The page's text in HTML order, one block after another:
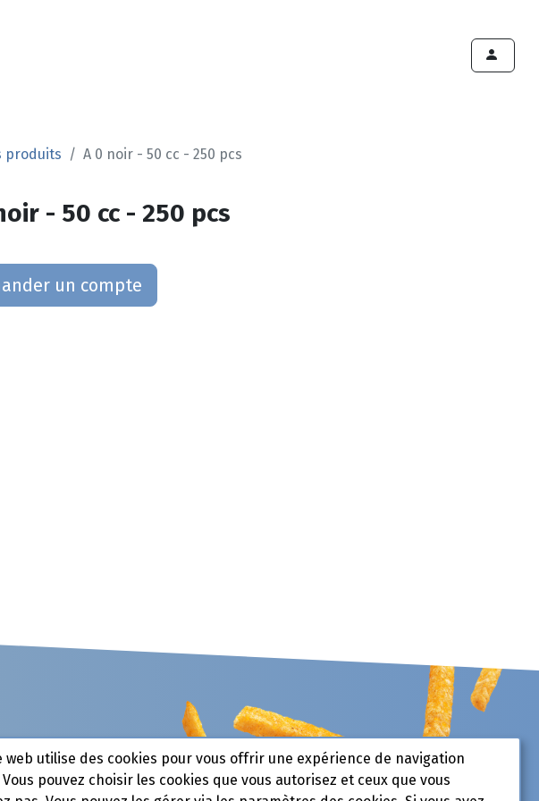
produits A 0 noir - 50 cc - 250 pcs
- 50 cc - 250 pcs
un compte
web utilise des cookies pour vous offrir une expérience de navigation
pouvez choisir les cookies que vous autorisez et ceux que vous